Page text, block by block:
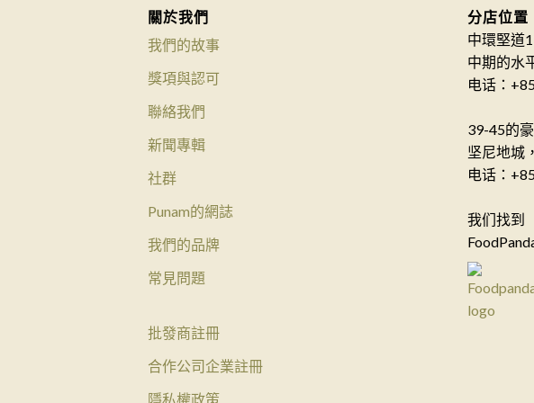
關於我們
我們的故事
獎項與認可
聯絡我們
新聞專輯
社群
Punam的網誌
我們的品牌
常見問題
批發商註冊
合作公司企業註冊
隱私權政策
分店位置
中環堅道
中期的水
电话：
39-45的
坚尼地城
电话：
我们找到